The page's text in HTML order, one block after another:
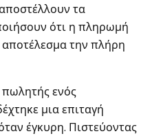
τα
ότι η πληρωμή
αποτέλεσμα την πλήρη
ενός
μια επιταγή
έγκυρη. Πιστεύοντας